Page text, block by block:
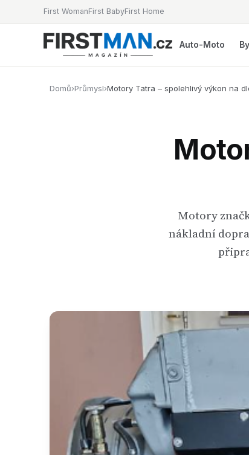
First WomanFirst BabyFirst Home
Auto-Moto
Domů›Průmysl›Motory Tatra – spolehlivý výkon na
Motory
nákladní